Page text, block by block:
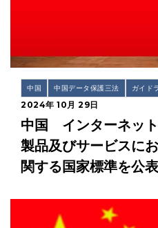
中国 中国データ保護三法 ガイド
2024年 10月 29日
中国 インターネット
製品及びサービスに
関する国家標準を公表